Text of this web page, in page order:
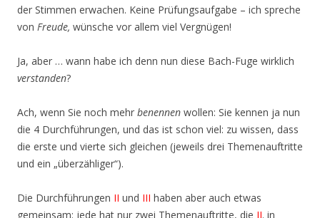
der Stimmen erwachen. Keine Prüfungsaufgabe – ich spreche
von Freude, wünsche vor allem viel Vergnügen!
Ja, aber … wann habe ich denn nun diese Bach-Fuge wirklich
verstanden?
Ach, wenn Sie noch mehr benennen wollen: Sie kennen ja nun
die 4 Durchführungen, und das ist schon viel: zu wissen, dass
die erste und vierte sich gleichen (jeweils drei Themenauftritte
und ein „überzähliger“).
Die Durchführungen II und III haben aber auch etwas
gemeinsam: jede hat nur zwei Themenauftritte, die II. in